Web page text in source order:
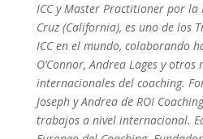
ICC y Master Practitioner por la
Cruz (California), es uno de los
ICC en el mundo, colaborando
O’Connor, Andrea Lages y otros
internacionales del coaching.
Joseph y Andrea de ROI
trabajos a nivel internacional.